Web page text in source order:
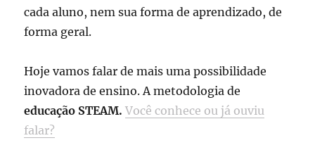
cada aluno, nem sua forma de aprendizado, de
forma geral.
Hoje vamos falar de mais uma possibilidade
inovadora de ensino. A metodologia de
educação STEAM. Você conhece ou já ouviu
falar?